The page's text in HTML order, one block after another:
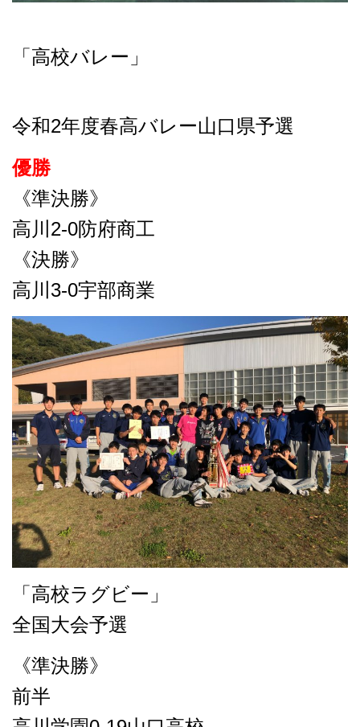
「高校バレー」
令和2年度春高バレー山口県予選
優勝
《準決勝》
高川2-0防府商工
《決勝》
高川3-0宇部商業
「高校ラグビー」
全国大会予選
《準決勝》
前半